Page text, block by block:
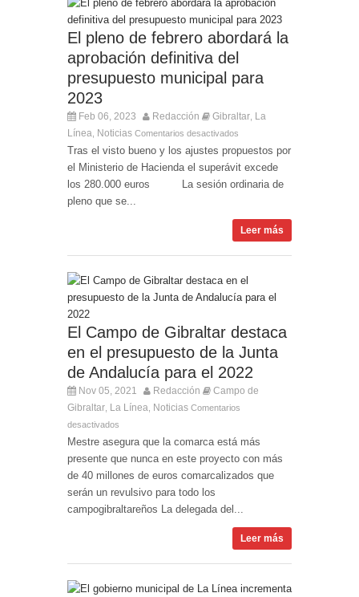
El pleno de febrero abordará la
aprobación definitiva del
presupuesto municipal para
2023
Feb 06, 2023 Redacción Gibraltar La
Línea Noticias Comentarios desactivados
Tras el visto bueno y los ajustes propuestos por
el Ministerio de Hacienda el superávit excede
los 280.000 euros La sesión ordinaria de
pleno que se...
Leer más
El Campo de Gibraltar destaca
en el presupuesto de la Junta
de Andalucía para el 2022
Nov 05, 2021 Redacción
Campo de
Gibraltar La Línea Noticias Comentarios
desactivados
Mestre asegura que la comarca está más
presente que nunca en este proyecto con más
de 40 millones de euros comarcalizados que
serán un revulsivo para todo los
campogibraltareños La delegada del...
Leer más